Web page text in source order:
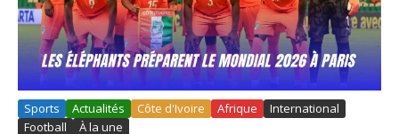
Sports Actualités Côte d'Ivoire Afrique
International
Football
À la une